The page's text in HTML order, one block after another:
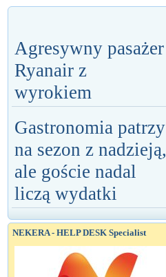
Agresywny pasażer
Ryanair z
wyrokiem
Gastronomia patrzy
na sezon z nadzieją,
ale goście nadal
liczą wydatki
NEKERA - HELP DESK Specialist